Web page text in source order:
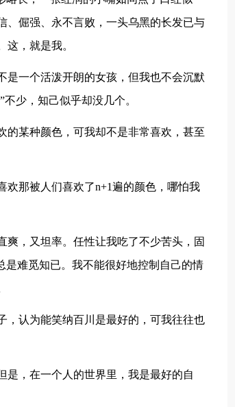
、倔强、永不言败，一头乌黑的长发已与
，就是我。
是一个活泼开朗的女孩，但我也不会沉默
少，知己似乎却没几个。
的某种颜色，可我却不是非常喜欢，甚至
欢那被人们喜欢了n+1遍的颜色，哪怕我
，又坦率。任性让我吃了不少苦头，固
是难觅知已。我不能很好地控制自己的情
，认为能笑纳百川是最好的，可我往往也
是，在一个人的世界里，我是最好的自